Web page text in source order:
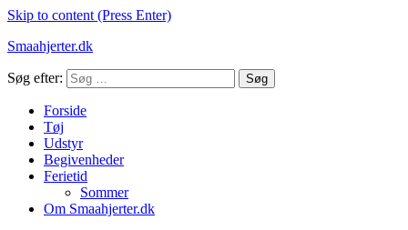
Skip to content (Press Enter)
Smaahjerter.dk
Søg efter:
Forside
Tøj
Udstyr
Begivenheder
Ferietid
Sommer
Om Smaahjerter.dk